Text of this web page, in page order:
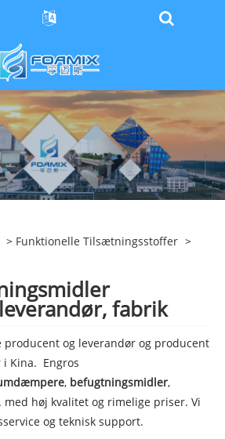
> Funktionelle Tilsætningsstoffer >
fabrik
producent og leverandør og producent
Kina. Engros
, befugtningsmidler,
med høj kvalitet og rimelige priser. Vi
og teknisk support.